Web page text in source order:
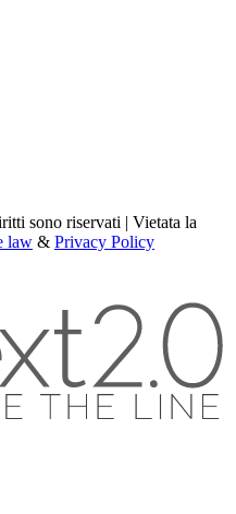
sono riservati | Vietata la
law & Privacy Policy